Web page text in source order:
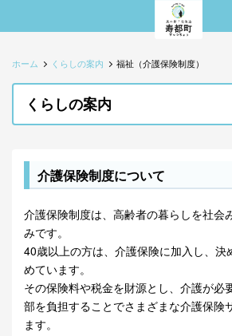
ホーム くらしの案内 福祉（介護保険制度）
くらしの案内
介護保険制度について
介護保険制度は、高齢者の暮らしを社会
みです。
40歳以上の方は、介護保険に加入し、決
めています。
その保険料や税金を財源とし、介護が必
部を負担することでさまざまな介護保険
ます。